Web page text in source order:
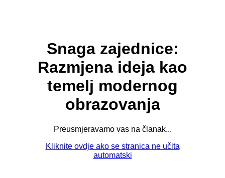
Snaga zajednice:
Razmjena ideja kao
temelj modernog
obrazovanja
Preusmjeravamo vas na članak...
Kliknite ovdje ako se stranica ne učita
automatski